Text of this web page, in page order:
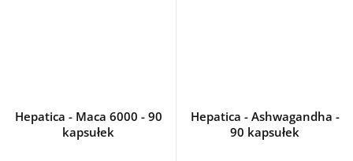
Hepatica - Maca 6000 - 90
kapsułek
Hepatica - Ashwagandha -
90 kapsułek